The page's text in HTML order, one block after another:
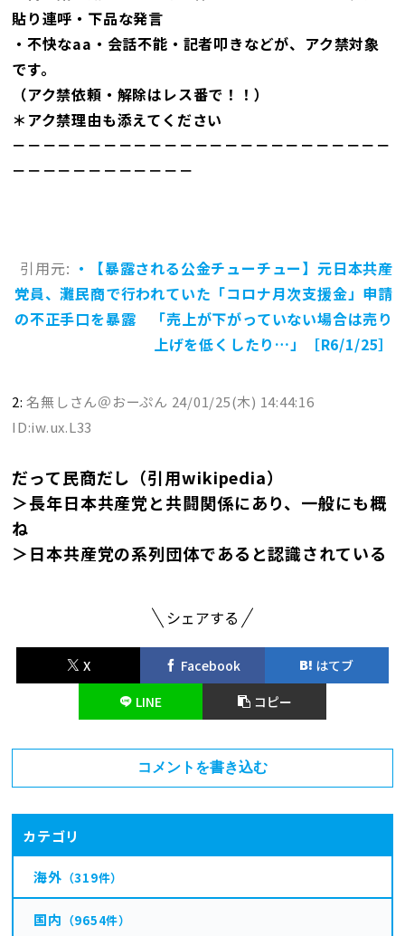
貼り連呼・下品な発言
・不快なaa・会話不能・記者叩きなどが、アク禁対象
です。
（アク禁依頼・解除はレス番で！！）
＊アク禁理由も添えてください
－－－－－－－－－－－－－－－－－－－－－－－－－
－－－－－－－－－－－－
引用元: ・【暴露される公金チューチュー】元日本共産
党員、灘民商で行われていた「コロナ月次支援金」申請
の不正手口を暴露 「売上が下がっていない場合は売り
上げを低くしたり…」［R6/1/25］
2:名無しさん＠おーぷん 24/01/25(木) 14:44:16
ID:iw.ux.L33
だって民商だし（引用wikipedia）
＞長年日本共産党と共闘関係にあり、一般にも概
ね
＞日本共産党の系列団体であると認識されている
シェアする
X Facebook
はてブ
LINE
コピー
コメントを書き込む
カテゴリ
海外 （319件）
国内 （9654件）